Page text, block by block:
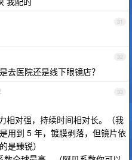
31
32
去医院还是线下眼镜店？
33
相对强，持续时间相对长。（我
用到 5 年，镀膜剥落，但镜片依
是臻锐）